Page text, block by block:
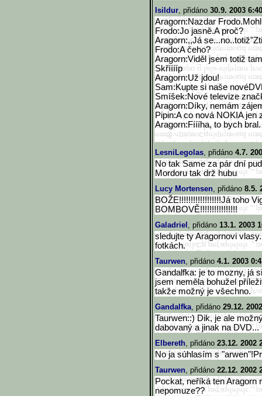
Isildur, přidáno 30.9. 2003
Aragorn:Nazdar
Frodo:Jo jasně.A proč?
Aragorn:,,Já
Frodo:A čeho?
Aragorn:Viděl jsem totiž
Skřííííp
Aragorn:Už jdou!
Sam:Kupte si naše
Smíšek:Nové televize
Aragorn:Díky, nemám
Pipin:A co nová NOKIA jen
Aragorn:Fíííha, to bych bral.
LesniLegolas, přidáno 4.7.
No tak Same za pár dní
Mordoru tak drž hubu
Lucy Mortensen, přidáno 8.5.
BOŽE!!!!!!!!!!!!!!!!!!Já toho
BOMBOVĚ!!!!!!!!!!!!!!!!
Galadriel , přidáno 13.1. 2003
sledujte ty Aragornovi
fotkách.
Taurwen, přidáno 4.1. 2003
Gandalfka: je to mozny, já
jsem neměla bohužel
takže možný je všechno.
Gandalfka, přidáno 29.12.
Taurwen::) Dik, je ale
dabovaný a jinak na DVD...
Elbereth, přidáno 23.12. 2002
No ja súhlasím s
Taurwen, přidáno 22.12. 2002
Pockat, neříká ten Aragorn
nepomuze??